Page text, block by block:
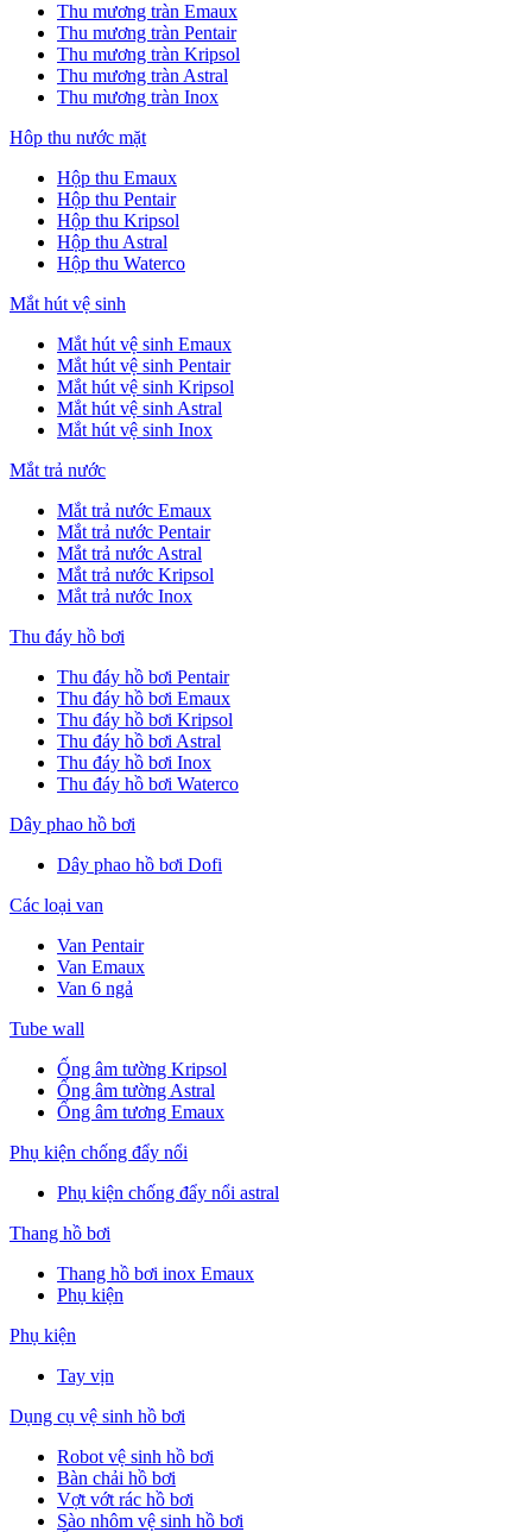
Thu mương tràn Emaux
Thu mương tràn Pentair
Thu mương tràn Kripsol
Thu mương tràn Astral
Thu mương tràn Inox
Hôp thu nước mặt
Hộp thu Emaux
Hộp thu Pentair
Hộp thu Kripsol
Hộp thu Astral
Hộp thu Waterco
Mắt hút vệ sinh
Mắt hút vệ sinh Emaux
Mắt hút vệ sinh Pentair
Mắt hút vệ sinh Kripsol
Mắt hút vệ sinh Astral
Mắt hút vệ sinh Inox
Mắt trả nước
Mắt trả nước Emaux
Mắt trả nước Pentair
Mắt trả nước Astral
Mắt trả nước Kripsol
Mắt trả nước Inox
Thu đáy hồ bơi
Thu đáy hồ bơi Pentair
Thu đáy hồ bơi Emaux
Thu đáy hồ bơi Kripsol
Thu đáy hồ bơi Astral
Thu đáy hồ bơi Inox
Thu đáy hồ bơi Waterco
Dây phao hồ bơi
Dây phao hồ bơi Dofi
Các loại van
Van Pentair
Van Emaux
Van 6 ngả
Tube wall
Ống âm tường Kripsol
Ống âm tường Astral
Ống âm tương Emaux
Phụ kiện chống đẩy nổi
Phụ kiện chống đẩy nổi astral
Thang hồ bơi
Thang hồ bơi inox Emaux
Phụ kiện
Phụ kiện
Tay vịn
Dụng cụ vệ sinh hồ bơi
Robot vệ sinh hồ bơi
Bàn chải hồ bơi
Vợt vớt rác hồ bơi
Sào nhôm vệ sinh hồ bơi